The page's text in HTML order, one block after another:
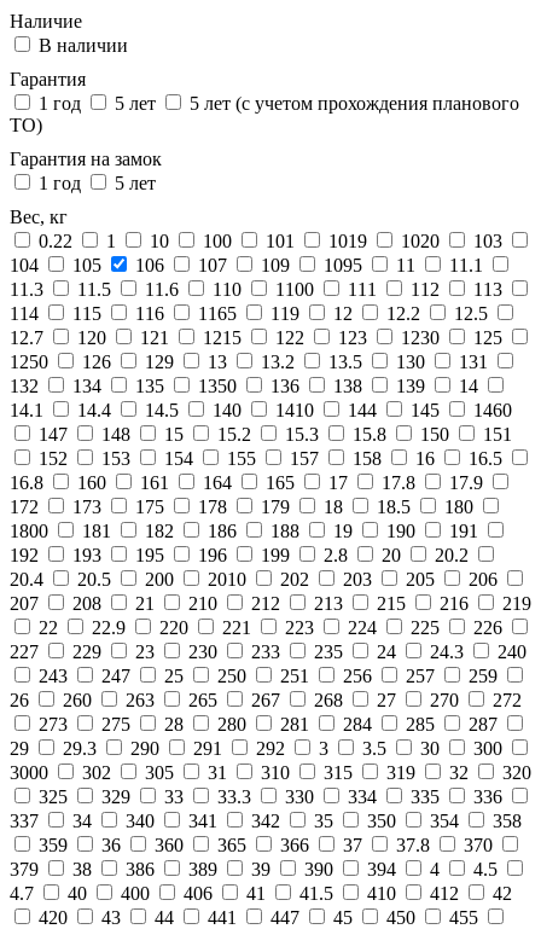
Наличие
В наличии
Гарантия
1 год
5 лет
5 лет (с учетом прохождения планового
ТО)
Гарантия на замок
1 год
5 лет
Вес, кг
0.22
1 10 100 101 1019 1020
103
104
105 106 107 109 1095 11
11.1
11.3
11.5 11.6 110 1100 111 112
113
114
115 116 1165 119 12 12.2
12.5
12.7
120 121 1215 122 123 1230
125
1250
126 129 13 13.2 13.5 130
131
132
134 135 1350 136 138 139
14
14.1
14.4 14.5 140 1410 144 145
1460
147
148 15 15.2 15.3 15.8 150
151
152
153 154 155 157 158 16
16.5
16.8
160 161 164 165 17 17.8
17.9
172
173 175 178 179 18 18.5
180
1800
181 182 186 188 19 190
191
192
193 195 196 199 2.8 20
20.2
20.4
20.5 200 2010 202 203 205
206
207
208 21 210 212 213 215 216
219
22
22.9 220 221 223 224 225
226
227
229 23 230 233 235 24 24.3
240
243
247 25 250 251 256 257
259
26
260 263 265 267 268 27 270
272
273
275 28 280 281 284 285
287
29
29.3 290 291 292 3 3.5 30
300
3000
302 305 31 310 315 319 32
320
325
329 33 33.3 330 334 335
336
337
34 340 341 342 35 350 354
358
359
36 360 365 366 37 37.8
370
379
38 386 389 39 390 394 4
4.5
4.7
40 400 406 41 41.5 410 412
42
420
43 44 441 447 45 450
455